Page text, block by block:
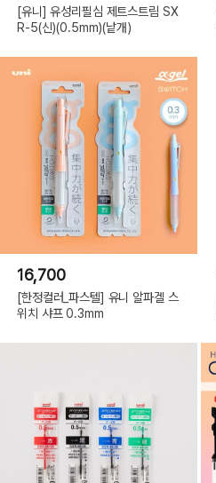
[유니] 유성리필심 제트스트림 SX
R-5(신)(0.5mm)(낱개)
16,700
[한정컬러_파스텔] 유니 알파겔 스
위치 샤프 0.3mm